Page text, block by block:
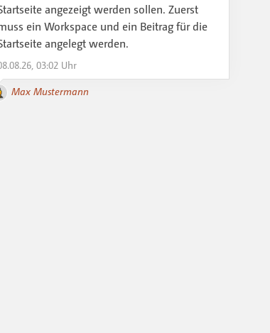
angezeigt werden sollen. Zuerst
ein Workspace und ein Beitrag für die
angelegt werden.
03:02 Uhr
Max Mustermann